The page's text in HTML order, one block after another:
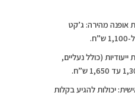
אופנה מהירה: ג’קט
(כולל נעליים,
יכולות להגיע בקלות